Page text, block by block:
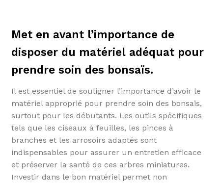
Met en avant l’importance de
disposer du matériel adéquat pour
prendre soin des bonsaïs.
Il est essentiel de souligner l’importance d’avoir le
matériel approprié pour prendre soin des bonsaïs,
surtout pour les débutants. Les outils spécifiques
tels que les ciseaux à feuilles, les pinces à
branches et les arrosoirs adaptés sont
indispensables pour assurer un entretien efficace
et préserver la santé de ces arbres miniatures.
Investir dans le bon matériel permet non